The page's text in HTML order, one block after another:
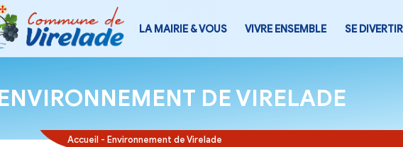
LA MAIRIE & VOUS VIVRE
ENVIRONNEMENT DE